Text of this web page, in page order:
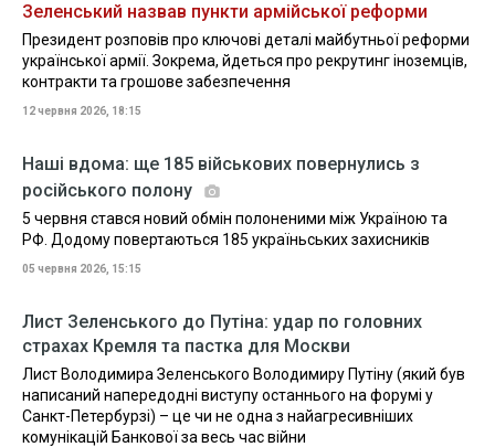
Зеленський назвав пункти армійської реформи
Президент розповів про ключові деталі майбутньої реформи
української армії. Зокрема, йдеться про рекрутинг іноземців,
контракти та грошове забезпечення
12 червня 2026, 18:15
Наші вдома: ще 185 військових повернулись з
російського полону
5 червня стався новий обмін полоненими між Україною та
РФ. Додому повертаються 185 україньських захисників
05 червня 2026, 15:15
Лист Зеленського до Путіна: удар по головних
страхах Кремля та пастка для Москви
Лист Володимира Зеленського Володимиру Путіну (який був
написаний напередодні виступу останнього на форумі у
Санкт-Петербурзі) – це чи не одна з найагресивніших
комунікацій Банкової за весь час війни